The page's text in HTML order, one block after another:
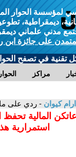
لمؤسسة الحوار
ديمقراطية،
مدني علماني
على جائزة ابن
تقنية في تصفح
مراكز
ارام كيوان - ردي على
المالية
استمرارية